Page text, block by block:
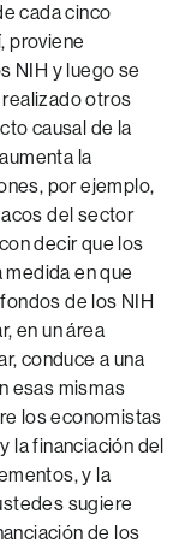
cada cinco
proviene
NIH y luego se
otros
causal de la
la
por ejemplo,
del sector
decir que los
en que
de los NIH
en un área
conduce a una
esas mismas
los economistas
la financiación del
y la
sugiere
de los